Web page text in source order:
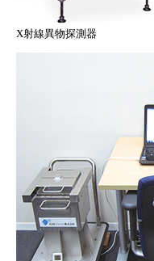
X射線異物探測器